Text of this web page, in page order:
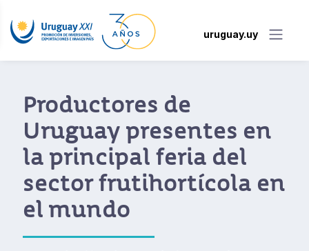
uruguay.uy
Productores de
Uruguay presentes en
la principal feria del
sector frutihortícola en
el mundo